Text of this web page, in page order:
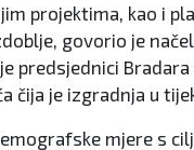
projektima, kao i
govorio je
predsjednici
čija je izgradnja u
mjere s